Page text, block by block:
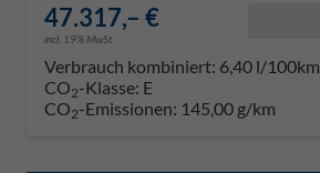
47.317,– €
incl. 19% MwSt.
Verbrauch kombiniert: 6,40 l/100km
CO2-Klasse: E
CO2-Emissionen: 145,00 g/km